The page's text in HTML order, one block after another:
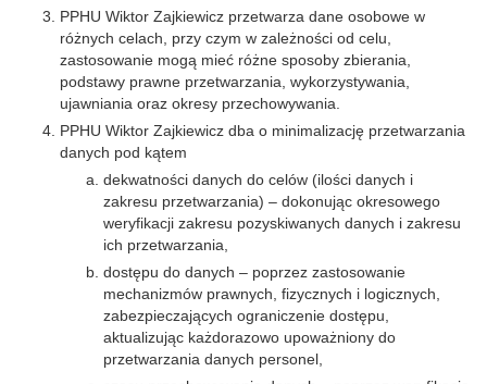
PPHU Wiktor Zajkiewicz przetwarza dane osobowe w
różnych celach, przy czym w zależności od celu,
zastosowanie mogą mieć różne sposoby zbierania,
podstawy prawne przetwarzania, wykorzystywania,
ujawniania oraz okresy przechowywania.
PPHU Wiktor Zajkiewicz dba o minimalizację przetwarzania
danych pod kątem
dekwatności danych do celów (ilości danych i
zakresu przetwarzania) – dokonując okresowego
weryfikacji zakresu pozyskiwanych danych i zakresu
ich przetwarzania,
dostępu do danych – poprzez zastosowanie
mechanizmów prawnych, fizycznych i logicznych,
zabezpieczających ograniczenie dostępu,
aktualizując każdorazowo upoważniony do
przetwarzania danych personel,